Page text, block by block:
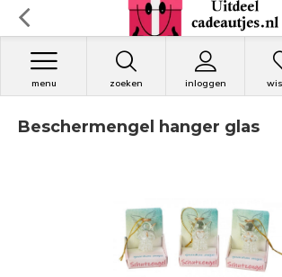
zoeken inloggen
menu
Beschermengel hanger glas